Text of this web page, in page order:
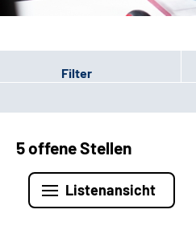
Filter
5 offene Stellen
Listenansicht